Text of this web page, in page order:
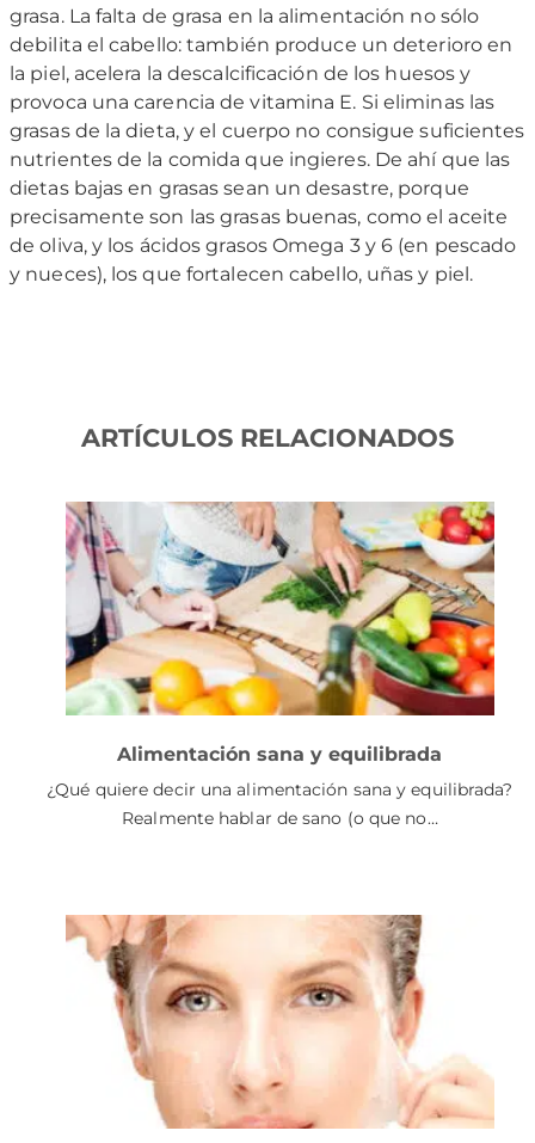
grasa. La falta de grasa en la alimentación no sólo
debilita el cabello: también produce un deterioro en
la piel, acelera la descalcificación de los huesos y
provoca una carencia de vitamina E. Si eliminas las
grasas de la dieta, y el cuerpo no consigue suficientes
nutrientes de la comida que ingieres. De ahí que las
dietas bajas en grasas sean un desastre, porque
precisamente son las grasas buenas, como el aceite
de oliva, y los ácidos grasos Omega 3 y 6 (en pescado
y nueces), los que fortalecen cabello, uñas y piel.
ARTÍCULOS RELACIONADOS
Alimentación sana y equilibrada
¿Qué quiere decir una alimentación sana y equilibrada?
Realmente hablar de sano (o que no…